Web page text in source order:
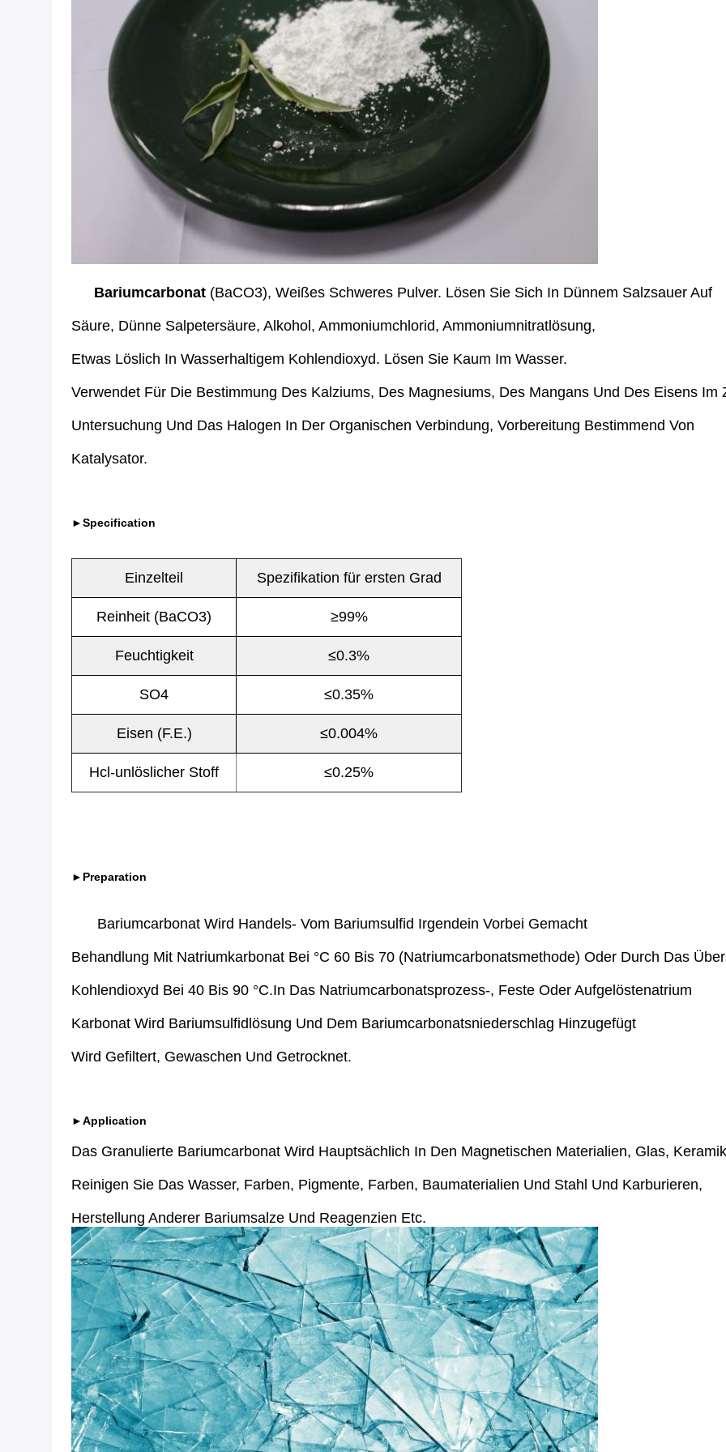
Bariumcarbonat (BaCO3), Weißes Schweres Pulver. Lösen Sie Sich In Dünnem Salzsauer Auf
Säure, Dünne Salpetersäure, Alkohol, Ammoniumchlorid, Ammoniumnitratlösung,
Etwas Löslich In Wasserhaltigem Kohlendioxyd. Lösen Sie Kaum Im Wasser.
Verwendet Für Die Bestimmung Des Kalziums, Des Magnesiums, Des Mangans Und Des Eisens Im
Untersuchung Und Das Halogen In Der Organischen Verbindung, Vorbereitung Bestimmend Von
Katalysator.
►Specification
Einzelteil Spezifikation für ersten Grad
Reinheit (BaCO3) ≥99%
Feuchtigkeit ≤0.3%
SO4 ≤0.35%
Eisen (F.E.) ≤0.004%
Hcl-unlöslicher Stoff ≤0.25%
►Preparation
Bariumcarbonat Wird Handels- Vom Bariumsulfid Irgendein Vorbei Gemacht
Behandlung Mit Natriumkarbonat Bei °C 60 Bis 70 (Natriumcarbonatsmethode) Oder Durch Das
Kohlendioxyd Bei 40 Bis 90 °C.In Das Natriumcarbonatsprozess-, Feste Oder Aufgelöstenatrium
Karbonat Wird Bariumsulfidlösung Und Dem Bariumcarbonatsniederschlag Hinzugefügt
Wird Gefiltert, Gewaschen Und Getrocknet.
►Application
Das Granulierte Bariumcarbonat Wird Hauptsächlich In Den Magnetischen Materialien, Glas,
Reinigen Sie Das Wasser, Farben, Pigmente, Farben, Baumaterialien Und Stahl Und Karburieren,
Herstellung Anderer Bariumsalze Und Reagenzien Etc.